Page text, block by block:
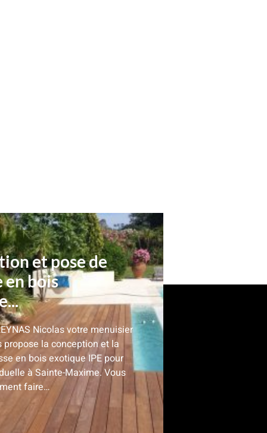
et pose de
en bois
Nicolas votre menuisier
propose la conception et la
en bois exotique IPE pour
à Sainte-Maxime. Vous
faire…